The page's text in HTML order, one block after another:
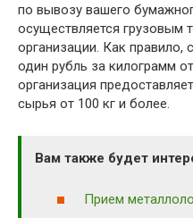
по вывозу вашего
осуществляется грузовым
организации. Как правило,
один рубль за килограмм
организация
сырья от 100 кг и более.
Вам также будет
Прием